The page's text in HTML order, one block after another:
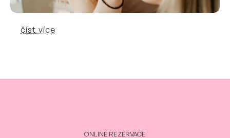
číst více
ONLINE REZERVACE